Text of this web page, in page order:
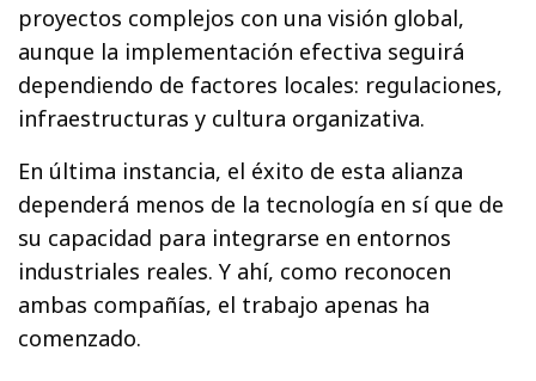
proyectos complejos con una visión global,
aunque la implementación efectiva seguirá
dependiendo de factores locales: regulaciones,
infraestructuras y cultura organizativa.
En última instancia, el éxito de esta alianza
dependerá menos de la tecnología en sí que de
su capacidad para integrarse en entornos
industriales reales. Y ahí, como reconocen
ambas compañías, el trabajo apenas ha
comenzado.